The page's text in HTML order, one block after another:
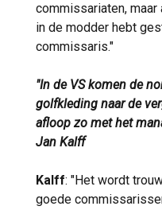
commissariaten,
in de modder hebt
commissaris."
"In de VS komen de
golfkleding naar de
afloop zo met het
Jan Kalff
Kalff: "Het wordt
goede